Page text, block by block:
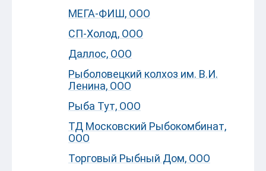
МЕГА-ФИШ, ООО
СП-Холод, ООО
Даллос, ООО
Рыболовецкий колхоз им. В.И.
Ленина, ООО
Рыба Тут, ООО
ТД Московский Рыбокомбинат,
ООО
Торговый Рыбный Дом, ООО